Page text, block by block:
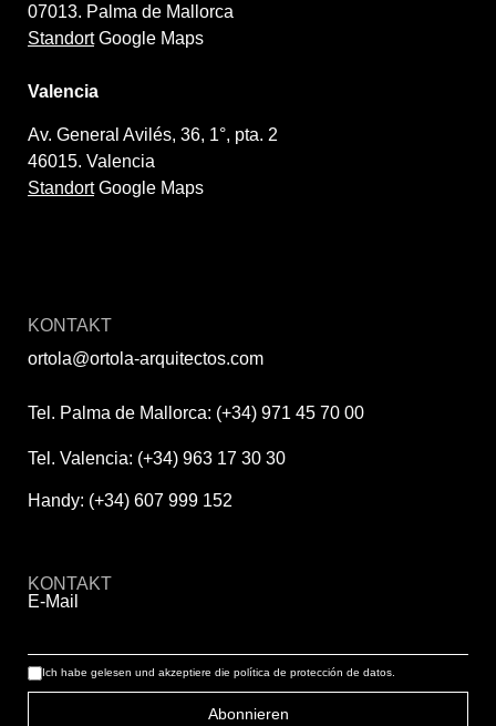
07013. Palma de Mallorca
StandortGoogle Maps
Valencia
Av. General Avilés, 36, 1°, pta. 2
46015. Valencia
StandortGoogle Maps
KONTAKT
ortola@ortola-arquitectos.com
Tel. Palma de Mallorca: (+34) 971 45 70 00
Tel. Valencia: (+34) 963 17 30 30
Handy: (+34) 607 999 152
KONTAKT
E-Mail
Ich habe gelesen und akzeptiere die política de protección de datos.
Abonnieren